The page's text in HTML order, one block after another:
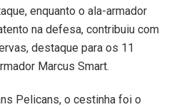
enquanto o ala-armador
na defesa, contribuiu com
destaque para os 11
Marcus Smart.
Pelicans, o cestinha foi o